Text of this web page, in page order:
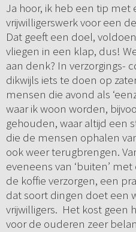
Ja hoor, ik heb een tip met
vrijwilligerswerk voor een
Dat geeft een doel,
vliegen in een klap, dus!
aan denk? In verzorgings-
dikwijls iets te doen op
mensen die avond als
waar ik woon worden,
gehouden, waar altijd een
die de mensen ophalen
ook weer terugbrengen.
eveneens van ‘buiten’
de koffie verzorgen, een
dat soort dingen doet een
vrijwilligers. Het kost geen
voor de ouderen zeer